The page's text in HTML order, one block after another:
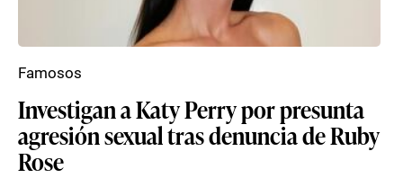
Investigan a Katy Perry por presunta
agresión sexual tras denuncia de Ruby
Rose
Famosos